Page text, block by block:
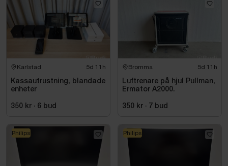
Karlstad 5d 11h
Kassautrustning, blandade
enheter
350 kr · 6 bud
Bromma 5d 11h
Luftrenare på hjul Pullman,
Ermator A2000.
350 kr · 7 bud
Philips Philips